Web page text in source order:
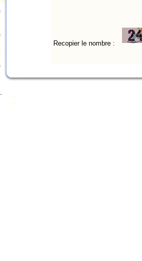
Recopier le nombre :